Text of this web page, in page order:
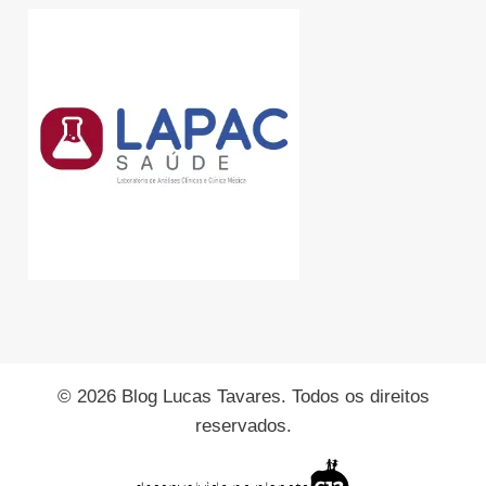
© 2026 Blog Lucas Tavares. Todos os direitos
reservados.